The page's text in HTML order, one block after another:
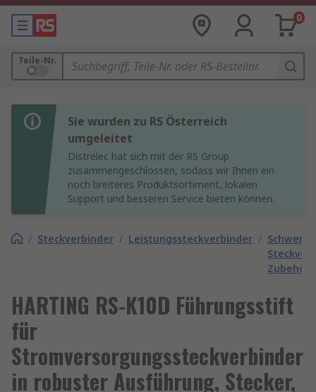
0
Teile-Nr.
Sie wurden zu RS Österreich
umgeleitet
Distrelec hat sich mit der RS Group
zusammengeschlossen, sodass wir Ihnen ein
noch breiteres Produktsortiment, lokalen
Support und besseren Service bieten können.
/ Steckverbinder / Leistungssteckverbinder / Schwere
Zubehör
HARTING RS-K10D Führungsstift
für
Stromversorgungssteckverbinder
in robuster Ausführung, Stecker,